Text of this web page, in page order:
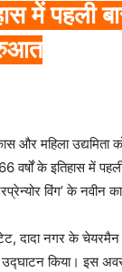
में पहली
और महिला
के इतिहास में
विंग’ के नवीन
दादा नगर के चेयरमैन
उद्घाटन किया। इस